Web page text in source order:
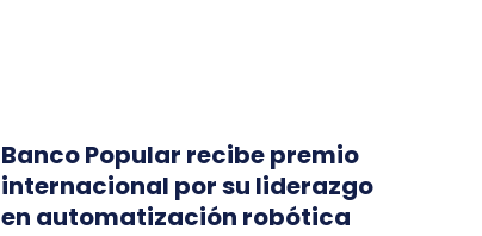
Banco Popular recibe premio
internacional por su liderazgo
en automatización robótica